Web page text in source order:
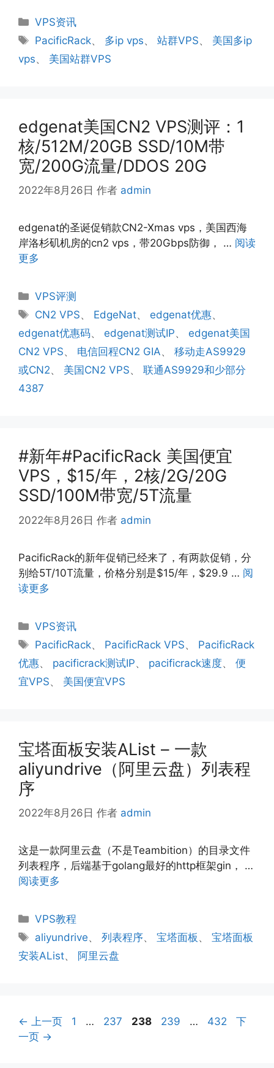
分
类
VPS资讯
标
PacificRack、 多ip vps、站群VPS、 美国多ip
vps、 美国站群VPS
edgenat美国CN2 VPS测评：1
核/512M/20GB SSD/10M带
宽/200G流量/DDOS 20G
2022年8月26日 作者 admin
edgenat的圣诞促销款CN2-Xmas vps，美国西海
岸洛杉矶机房的cn2 vps，带20Gbps防御， … 阅读
更多
分
类
VPS评测
标
签
CN2 VPS、 EdgeNat、 edgenat优惠、
edgenat优惠码、 edgenat测试IP、 edgenat美国
CN2 VPS、 电信回程CN2 GIA、 移动走AS9929
或CN2、 美国CN2 VPS、 联通AS9929和少部分
4387
#新年#PacificRack 美国便宜
VPS，$15/年，2核/2G/20G
SSD/100M带宽/5T流量
2022年8月26日 作者 admin
PacificRack的新年促销已经来了，有两款促销，分
别给5T/10T流量，价格分别是$15/年，$29.9 … 阅
读更多
分
类
VPS资讯
标
签
PacificRack、 PacificRack VPS、 PacificRack
优惠、 pacificrack测试IP、 pacificrack速度、 便
宜VPS、 美国便宜VPS
宝塔面板安装AList – 一款
aliyundrive（阿里云盘）列表程
序
2022年8月26日 作者 admin
这是一款阿里云盘（不是Teambition）的目录文件
列表程序，后端基于golang最好的http框架gin， …
阅读更多
分
类
VPS教程
标
签
aliyundrive、列表程序、宝塔面板 、宝塔面板
安装AList、 阿里云盘
← 上一页
页
1 …
页
237
页
238
页
239 …
页
432
下
一页 →